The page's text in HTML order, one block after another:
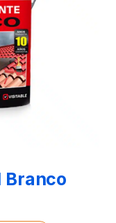
Branco